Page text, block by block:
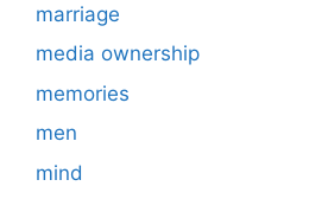
marriage
media ownership
memories
men
mind